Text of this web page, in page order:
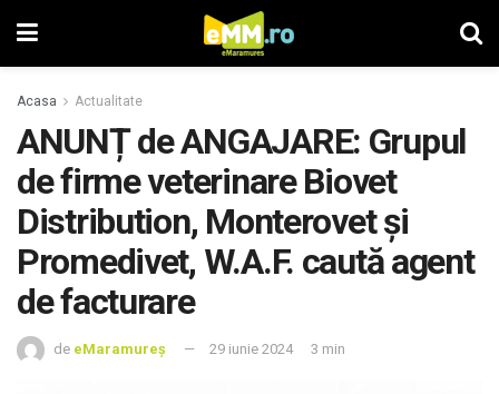
Acasa Actualitate
ANUNȚ de ANGAJARE: Grupul
de firme veterinare Biovet
Distribution, Monterovet și
Promedivet, W.A.F. caută agent
de facturare
de eMaramureș 29 iunie 2024 3 min